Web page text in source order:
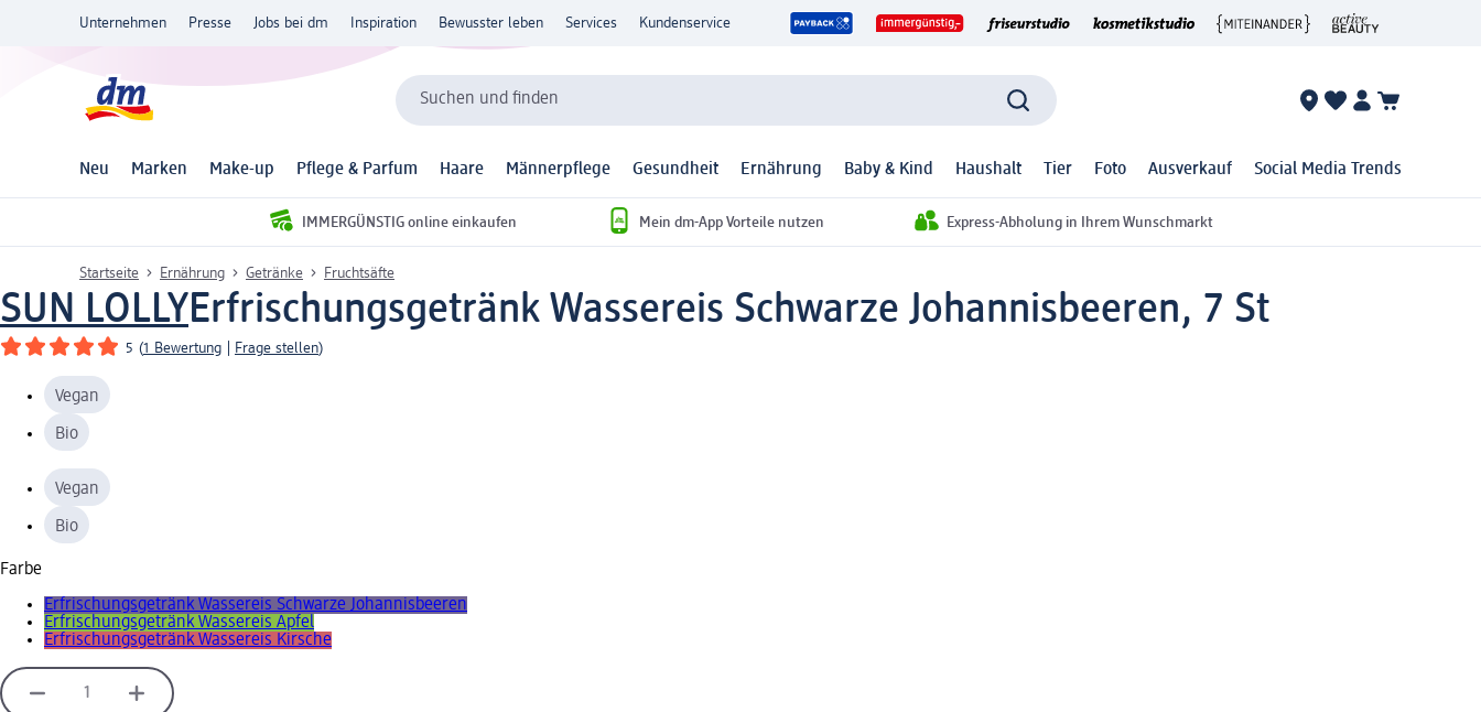
Unternehmen Presse Jobs bei dm Inspiration Bewusster leben Services Kundenservice
Suchen und finden
Neu Marken Make-up Pflege & Parfum Haare Männerpflege Gesundheit Ernährung Baby & Kind Haushalt Tier Foto Ausverkauf Social Media Trends
IMMERGÜNSTIG online einkaufen Mein dm-App Vorteile nutzen Express-Abholung in Ihrem Wunschmarkt
Startseite Ernährung Getränke Fruchtsäfte
SUN LOLLYErfrischungsgetränk Wassereis Schwarze Johannisbeeren, 7 St
5 (1 Bewertung Frage stellen)
Vegan
Bio
Vegan
Bio
Farbe
Erfrischungsgetränk Wassereis Schwarze Johannisbeeren
Erfrischungsgetränk Wassereis Apfel
Erfrischungsgetränk Wassereis Kirsche